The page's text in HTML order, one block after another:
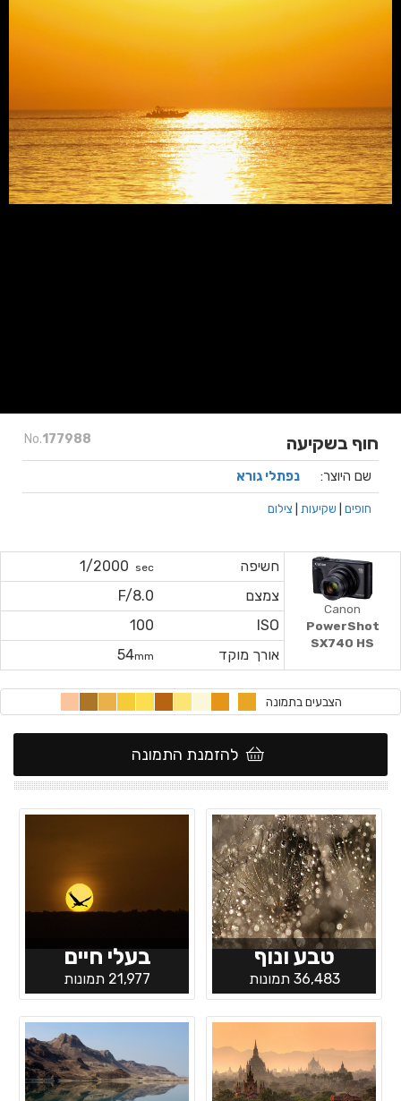
No.177988 חוף בשקיעה
שם היוצר: נפתלי גורא
חופים שקיעות צילום
חשיפה sec
1/2000
צמצם
F/8.0
ISO
100
אורך מוקד
54mm
Canon
PowerShot
SX740 HS
הצבעים בתמונה
להזמנת התמונה
טבע ונוף
36,483 תמונות
בעלי חיים
21,977 תמונות